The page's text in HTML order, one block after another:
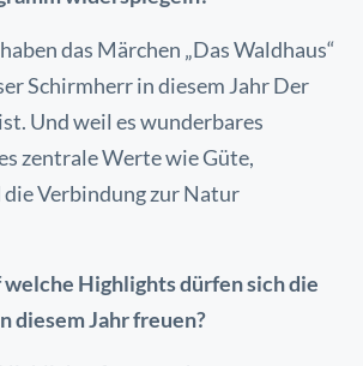
das Märchen „Das Waldhaus“
Schirmherr in diesem Jahr Der
Und weil es wunderbares
zentrale Werte wie Güte,
Verbindung zur Natur
Highlights dürfen sich die
diesem Jahr freuen?